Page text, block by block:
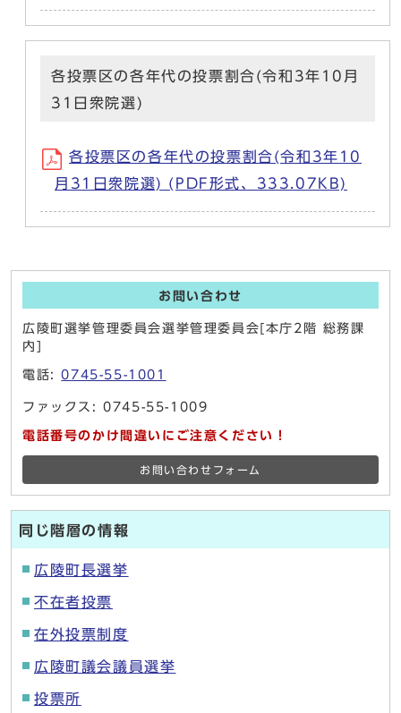
各投票区の各年代の投票割合(令和3年10月
31日衆院選)
各投票区の各年代の投票割合(令和3年10
月31日衆院選) (PDF形式、333.07KB)
お問い合わせ
広陵町選挙管理委員会選挙管理委員会[本庁2階 総務課
内]
電話:0745-55-1001
ファックス: 0745-55-1009
電話番号のかけ間違いにご注意ください！
お問い合わせフォーム
同じ階層の情報
広陵町長選挙
不在者投票
在外投票制度
広陵町議会議員選挙
投票所